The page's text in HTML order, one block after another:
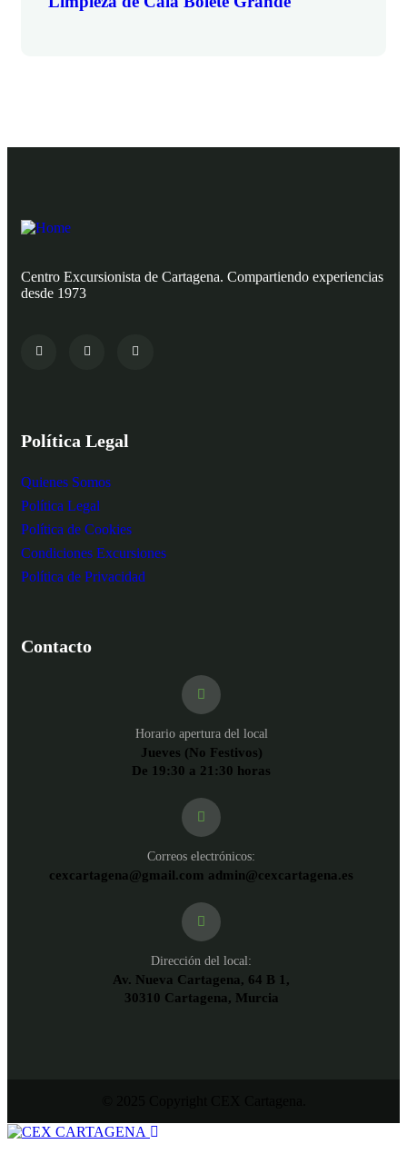
Centro Excursionista de Cartagena. Compartiendo experiencias
desde 1973
Política Legal
Quienes Somos
Política Legal
Política de Cookies
Condiciones Excursiones
Política de Privacidad
Contacto
Horario apertura del local
Jueves (No Festivos)
De 19:30 a 21:30 horas
Correos electrónicos:
cexcartagena@gmail.com admin@cexcartagena.es
Dirección del local:
Av. Nueva Cartagena, 64 B 1,
30310 Cartagena, Murcia